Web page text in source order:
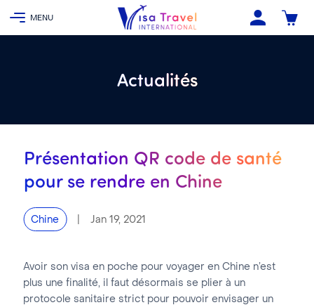
Actualités
Présentation QR code de santé
pour se rendre en Chine
Jan 19, 2021
Chine
Avoir son visa en poche pour voyager en Chine n’est
plus une finalité, il faut désormais se plier à un
protocole sanitaire strict pour pouvoir envisager un